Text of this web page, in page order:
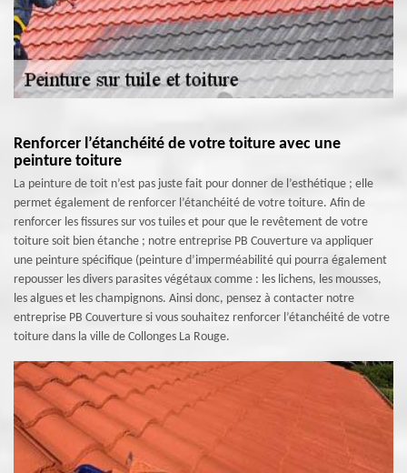
Renforcer l’étanchéité de votre toiture avec une
peinture toiture
La peinture de toit n’est pas juste fait pour donner de l’esthétique ; elle
permet également de renforcer l’étanchéité de votre toiture. Afin de
renforcer les fissures sur vos tuiles et pour que le revêtement de votre
toiture soit bien étanche ; notre entreprise PB Couverture va appliquer
une peinture spécifique (peinture d’imperméabilité qui pourra également
repousser les divers parasites végétaux comme : les lichens, les mousses,
les algues et les champignons. Ainsi donc, pensez à contacter notre
entreprise PB Couverture si vous souhaitez renforcer l’étanchéité de votre
toiture dans la ville de Collonges La Rouge.